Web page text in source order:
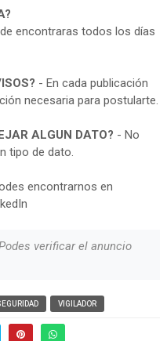
encontraras todos los días
- En cada publicación
necesaria para postularte.
ALGUN DATO? - No
tipo de dato.
encontrarnos en
verificar el anuncio
VIGILADOR